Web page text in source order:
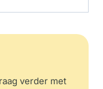
verder met